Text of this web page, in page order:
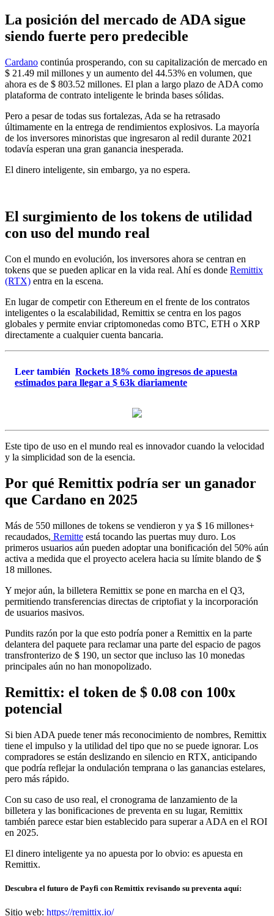
La posición del mercado de ADA sigue
siendo fuerte pero predecible
Cardano continúa prosperando, con su capitalización de mercado en
$ 21.49 mil millones y un aumento del 44.53% en volumen, que
ahora es de $ 803.52 millones. El plan a largo plazo de ADA como
plataforma de contrato inteligente le brinda bases sólidas.
Pero a pesar de todas sus fortalezas, Ada se ha retrasado
últimamente en la entrega de rendimientos explosivos. La mayoría
de los inversores minoristas que ingresaron al redil durante 2021
todavía esperan una gran ganancia inesperada.
El dinero inteligente, sin embargo, ya no espera.
El surgimiento de los tokens de utilidad
con uso del mundo real
Con el mundo en evolución, los inversores ahora se centran en
tokens que se pueden aplicar en la vida real. Ahí es donde Remittix
(RTX) entra en la escena.
En lugar de competir con Ethereum en el frente de los contratos
inteligentes o la escalabilidad, Remittix se centra en los pagos
globales y permite enviar criptomonedas como BTC, ETH o XRP
directamente a cualquier cuenta bancaria.
Leer también Rockets 18% como ingresos de apuesta
estimados para llegar a $ 63k diariamente
Este tipo de uso en el mundo real es innovador cuando la velocidad
y la simplicidad son de la esencia.
Por qué Remittix podría ser un ganador
que Cardano en 2025
Más de 550 millones de tokens se vendieron y ya $ 16 millones+
recaudados, Remitte está tocando las puertas muy duro. Los
primeros usuarios aún pueden adoptar una bonificación del 50% aún
activa a medida que el proyecto acelera hacia su límite blando de $
18 millones.
Y mejor aún, la billetera Remittix se pone en marcha en el Q3,
permitiendo transferencias directas de criptofiat y la incorporación
de usuarios masivos.
Pundits razón por la que esto podría poner a Remittix en la parte
delantera del paquete para reclamar una parte del espacio de pagos
transfronterizo de $ 190, un sector que incluso las 10 monedas
principales aún no han monopolizado.
Remittix: el token de $ 0.08 con 100x
potencial
Si bien ADA puede tener más reconocimiento de nombres, Remittix
tiene el impulso y la utilidad del tipo que no se puede ignorar. Los
compradores se están deslizando en silencio en RTX, anticipando
que podría reflejar la ondulación temprana o las ganancias estelares,
pero más rápido.
Con su caso de uso real, el cronograma de lanzamiento de la
billetera y las bonificaciones de preventa en su lugar, Remittix
también parece estar bien establecido para superar a ADA en el ROI
en 2025.
El dinero inteligente ya no apuesta por lo obvio: es apuesta en
Remittix.
Descubra el futuro de Payfi con Remittix revisando su preventa aquí:
Sitio web: https://remittix.io/